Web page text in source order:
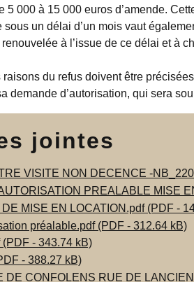
000 à 15 000 euros d’amende.
un délai d’un mois vaut
à l’issue de ce délai et à
du refus doivent être
demande d’autorisation, qui sera
jointes
VISITE NON DECENCE -
PREALABLE MISE
MISE EN LOCATION.pdf (PDF -
préalable.pdf (PDF - 312.64 kB)
- 343.74 kB)
- 388.27 kB)
DE CONFOLENS RUE DE